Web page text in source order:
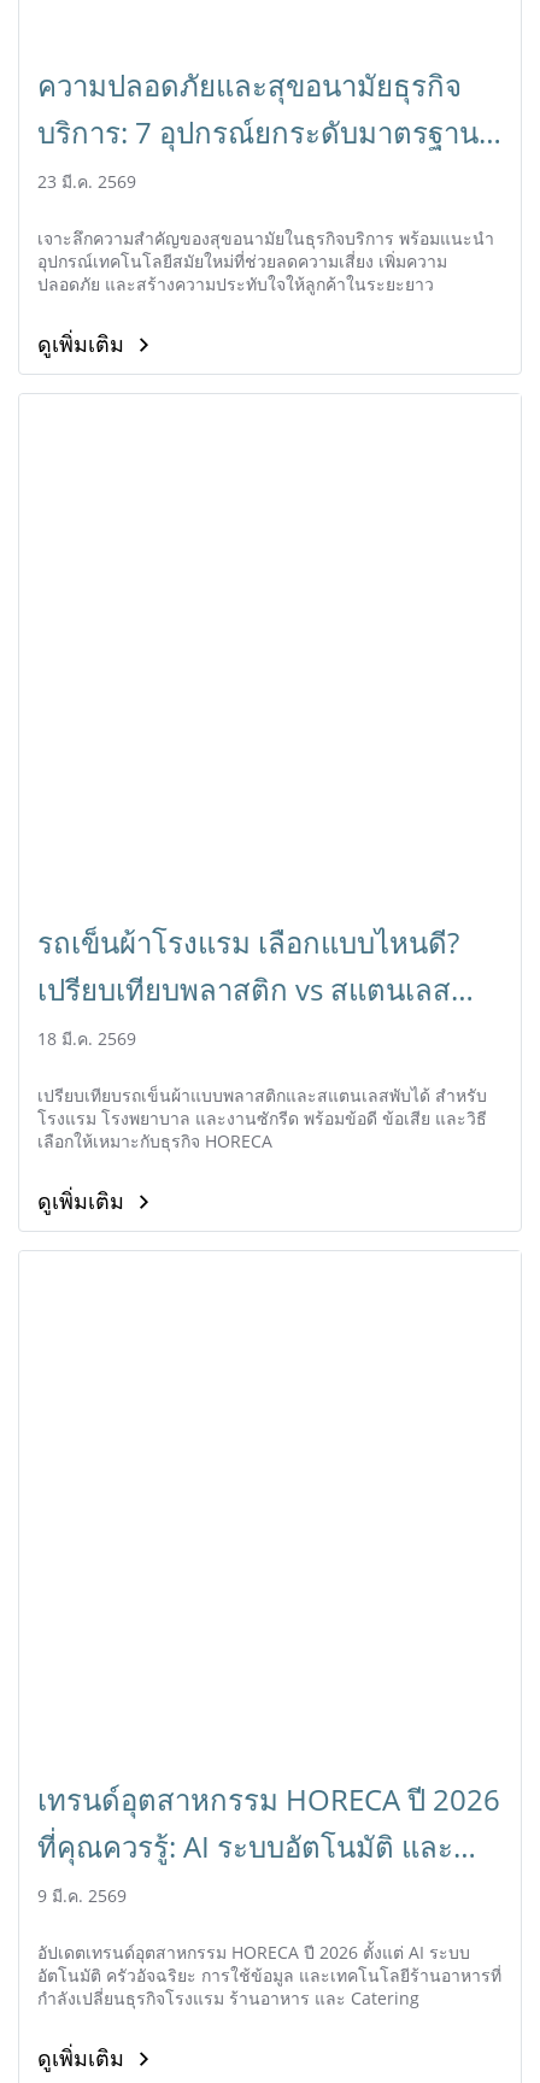
ความปลอดภัยและสุขอนามัยธุรกิจ
บริการ: 7 อุปกรณ์ยกระดับมาตรฐานที่
ทุกร้านต้องมี
23 มี.ค. 2569
เจาะลึกความสำคัญของสุขอนามัยในธุรกิจบริการ พร้อมแนะนำ
อุปกรณ์เทคโนโลยีสมัยใหม่ที่ช่วยลดความเสี่ยง เพิ่มความ
ปลอดภัย และสร้างความประทับใจให้ลูกค้าในระยะยาว
ดูเพิ่มเติม
รถเข็นผ้าโรงแรม เลือกแบบไหนดี?
เปรียบเทียบพลาสติก vs สแตนเลส
พร้อมวิธีเลือกให้คุ้ม | HORECA
18 มี.ค. 2569
เปรียบเทียบรถเข็นผ้าแบบพลาสติกและสแตนเลสพับได้ สำหรับ
โรงแรม โรงพยาบาล และงานซักรีด พร้อมข้อดี ข้อเสีย และวิธี
เลือกให้เหมาะกับธุรกิจ HORECA
ดูเพิ่มเติม
เทรนด์อุตสาหกรรม HORECA ปี 2026
ที่คุณควรรู้: AI ระบบอัตโนมัติ และ
อนาคตธุรกิจร้านอาหาร
9 มี.ค. 2569
อัปเดตเทรนด์อุตสาหกรรม HORECA ปี 2026 ตั้งแต่ AI ระบบ
อัตโนมัติ ครัวอัจฉริยะ การใช้ข้อมูล และเทคโนโลยีร้านอาหารที่
กำลังเปลี่ยนธุรกิจโรงแรม ร้านอาหาร และ Catering
ดูเพิ่มเติม